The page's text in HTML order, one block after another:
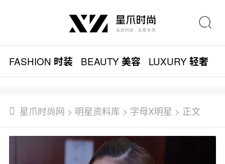
FASHION 时装 BEAUTY美容 LUXURY轻奢
星爪时尚网 > 明星资料库 > 字母X明星 > 正文